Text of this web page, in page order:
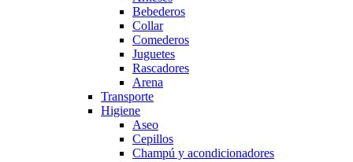
Bebederos
Collar
Comederos
Juguetes
Rascadores
Arena
Transporte
Higiene
Aseo
Cepillos
Champú y acondicionadores